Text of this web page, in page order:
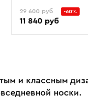
29 600 руб -60%
11 840 руб
и классным
носки.